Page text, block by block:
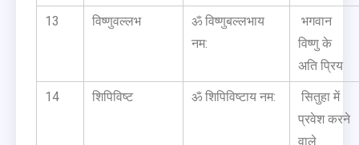
13 विष्णुवल्लभ
ॐ विष्णुबल्लभाय
नम:
भगवान
विष्णु के
अति प्रिय
14 शिपिविष्ट ॐ शिपिविष्टाय नम:
सितुहा में
प्रवेश करने
वाले